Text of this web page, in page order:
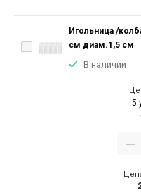
Игольница /
см диам.1,5 см
В наличии
5